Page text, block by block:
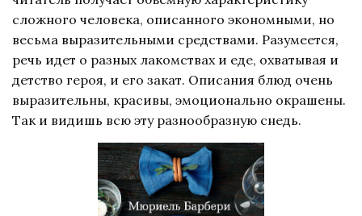
сложного человека, описанного экономными, но
весьма выразительными средствами. Разумеется,
речь идет о разных лакомствах и еде, охватывая и
детство героя, и его закат. Описания блюд очень
выразительны, красивы, эмоционально окрашены.
Так и видишь всю эту разнообразную снедь.